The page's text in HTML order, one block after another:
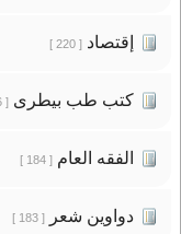
إقتصاد[ 220 ]
كتب طب بيطرى[ 186 ]
الفقه العام[ 184 ]
دواوين شعر[ 183 ]